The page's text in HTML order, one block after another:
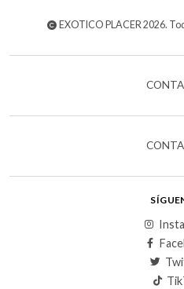
EXOTICO PLACER 2026.